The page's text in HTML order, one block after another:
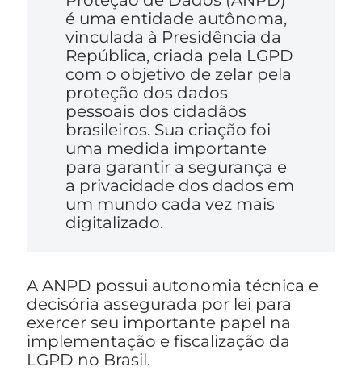
é uma entidade autônoma,
vinculada à Presidência da
República, criada pela LGPD
com o objetivo de zelar pela
proteção dos dados
pessoais dos cidadãos
brasileiros. Sua criação foi
uma medida importante
para garantir a segurança e
a privacidade dos dados em
um mundo cada vez mais
digitalizado.
A ANPD possui autonomia técnica e
decisória assegurada por lei para
exercer seu importante papel na
implementação e fiscalização da
LGPD no Brasil.